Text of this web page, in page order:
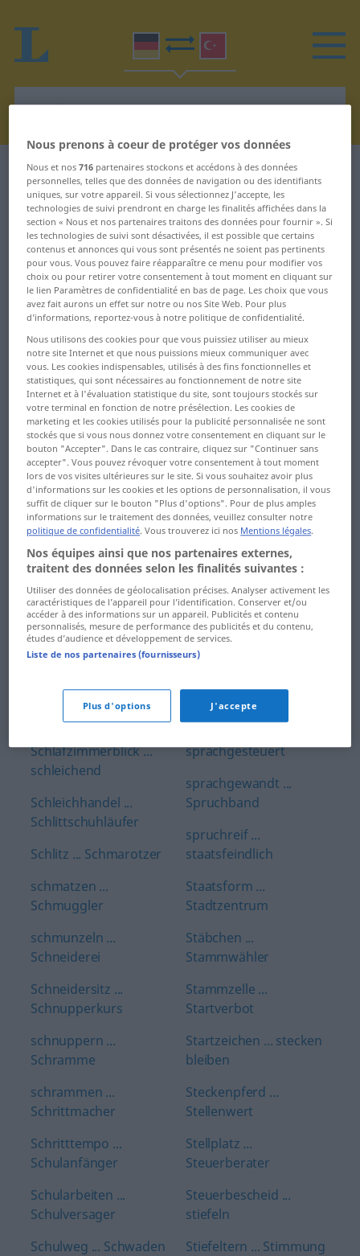
Dictionnaire Allemand-Turc S
Mots en allemand commençant
par S
-stellig ... Sättigung
säubern ... salben
Saldo ... Sandkasten
Sandkorn ... Sauberkeit
Saubohne ...
Schadstoffausstoß
Schadstoffbelastung ...
Schalter
Schalterbeamte ...
schaufeln
Schaufenster ... Scheitel
Scheitelpunkt ...
Schieferplatte
Schiefertafel ...
schimmern ...
Schlafzimmer
Schlafzimmerblick ...
schleichend
Schleichhandel ...
Schlittschuhläufer
Schlitz ... Schmarotzer
schmatzen ...
Schmuggler
schmunzeln ...
Schneiderei
Schneidersitz ...
Schnupperkurs
schnuppern ...
Schramme
schrammen ...
Schrittmacher
Schritttempo ...
Schulanfänger
Schularbeiten ...
Schulversager
Schulweg ... Schwaden
Shorts ... Siegel
Siegellack ... sinngemäß
sinnlich ... Skibrille
Skifahren ... snobistisch
so ... Sommerfahrplan
Sommerferien ...
Sonnenuntergang
sonnenverbrannt ...
Sozialplan
Sozialpolitik ...
Sparpaket
Sparprämie ...
Spektrum
Spekulant ... Spieler
Spitzenleistung
sprachgesteuert
sprachgewandt ...
Spruchband
spruchreif ...
staatsfeindlich
Staatsform ...
Stadtzentrum
Stäbchen ...
Stammwähler
Stammzelle ...
Startverbot
Startzeichen ... stecken
bleiben
Steckenpferd ...
Stellenwert
Stellplatz ...
Steuerberater
Steuerbescheid ...
stiefeln
Stiefeltern ... Stimmung
Nous prenons à coeur de protéger vos données
Nous et nos716 partenaires stockons et accédons à des données
personnelles, telles que des données de navigation ou des identifiants
uniques, sur votre appareil. Si vous sélectionnez J'accepte, les
technologies de suivi prendront en charge les finalités affichées dans la
section « Nous et nos partenaires traitons des données pour fournir ». Si
les technologies de suivi sont désactivées, il est possible que certains
contenus et annonces qui vous sont présentés ne soient pas pertinents
pour vous. Vous pouvez faire réapparaître ce menu pour modifier vos
choix ou pour retirer votre consentement à tout moment en cliquant sur
le lien Paramètres de confidentialité en bas de page. Les choix que vous
avez fait aurons un effet sur notre ou nos Site Web. Pour plus
d’informations, reportez-vous à notre politique de confidentialité.
Nous utilisons des cookies pour que vous puissiez utiliser au mieux
notre site Internet et que nous puissions mieux communiquer avec
vous. Les cookies indispensables, utilisés à des fins fonctionnelles et
statistiques, qui sont nécessaires au fonctionnement de notre site
Internet et à l'évaluation statistique du site, sont toujours stockés sur
votre terminal en fonction de notre présélection. Les cookies de
marketing et les cookies utilisés pour la publicité personnalisée ne sont
stockés que si vous nous donnez votre consentement en cliquant sur le
bouton "Accepter". Dans le cas contraire, cliquez sur "Continuer sans
accepter". Vous pouvez révoquer votre consentement à tout moment
lors de vos visites ultérieures sur le site. Si vous souhaitez avoir plus
d'informations sur les cookies et les options de personnalisation, il vous
suffit de cliquer sur le bouton "Plus d'options". Pour de plus amples
informations sur le traitement des données, veuillez consulter notre
politique de confidentialité. Vous trouverez ici nos Mentions légales.
Nos équipes ainsi que nos partenaires externes,
traitent des données selon les finalités suivantes :
Utiliser des données de géolocalisation précises. Analyser activement les
caractéristiques de l’appareil pour l’identification. Conserver et/ou
accéder à des informations sur un appareil. Publicités et contenu
personnalisés, mesure de performance des publicités et du contenu,
études d’audience et développement de services.
Liste de nos partenaires (fournisseurs)
Plus d'options J'accepte